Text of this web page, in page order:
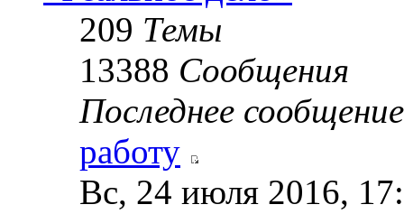
209 Темы
13388 Сообщения
Последнее сообщение
работу
Вс, 24 июля 2016,